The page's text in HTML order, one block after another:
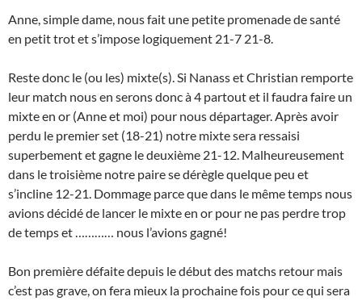
Anne, simple dame, nous fait une petite promenade de santé
en petit trot et s’impose logiquement 21-7 21-8.
Reste donc le (ou les) mixte(s). Si Nanass et Christian remporte
leur match nous en serons donc à 4 partout et il faudra faire un
mixte en or (Anne et moi) pour nous départager. Après avoir
perdu le premier set (18-21) notre mixte sera ressaisi
superbement et gagne le deuxième 21-12. Malheureusement
dans le troisième notre paire se dérègle quelque peu et
s’incline 12-21. Dommage parce que dans le même temps nous
avions décidé de lancer le mixte en or pour ne pas perdre trop
de temps et ………… nous l’avions gagné!
Bon première défaite depuis le début des matchs retour mais
c’est pas grave, on fera mieux la prochaine fois pour ce qui sera